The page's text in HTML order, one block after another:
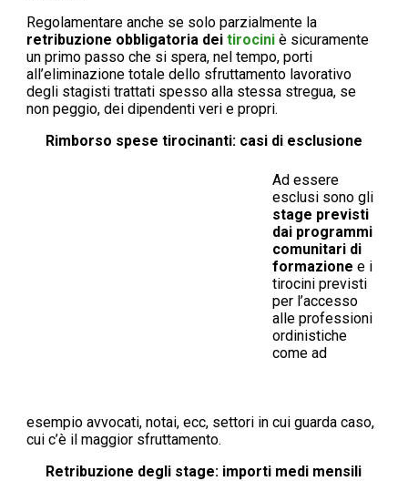
Regolamentare anche se solo parzialmente la
retribuzione obbligatoria dei tirociniè sicuramente
un primo passo che si spera, nel tempo, porti
all’eliminazione totale dello sfruttamento lavorativo
degli stagisti trattati spesso alla stessa stregua, se
non peggio, dei dipendenti veri e propri.
Rimborso spese tirocinanti: casi di esclusione
Ad essere
esclusi sono gli
stage previsti
dai programmi
comunitari di
formazione e i
tirocini previsti
per l’accesso
alle professioni
ordinistiche
come ad
esempio avvocati, notai, ecc, settori in cui guarda caso,
cui c’è il maggior sfruttamento.
Retribuzione degli stage: importi medi mensili